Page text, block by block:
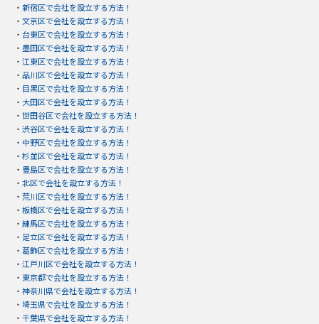
・ 新宿区で会社を設立する方法！
・ 文京区で会社を設立する方法！
・ 台東区で会社を設立する方法！
・ 墨田区で会社を設立する方法！
・ 江東区で会社を設立する方法！
・ 品川区で会社を設立する方法！
・ 目黒区で会社を設立する方法！
・ 大田区で会社を設立する方法！
・ 世田谷区で会社を設立する方法！
・ 渋谷区で会社を設立する方法！
・ 中野区で会社を設立する方法！
・ 杉並区で会社を設立する方法！
・ 豊島区で会社を設立する方法！
・ 北区で会社を設立する方法！
・ 荒川区で会社を設立する方法！
・ 板橋区で会社を設立する方法！
・ 練馬区で会社を設立する方法！
・ 足立区で会社を設立する方法！
・ 葛飾区で会社を設立する方法！
・ 江戸川区で会社を設立する方法！
・ 東京都で会社を設立する方法！
・ 神奈川県で会社を設立する方法！
・ 埼玉県で会社を設立する方法！
・ 千葉県で会社を設立する方法！